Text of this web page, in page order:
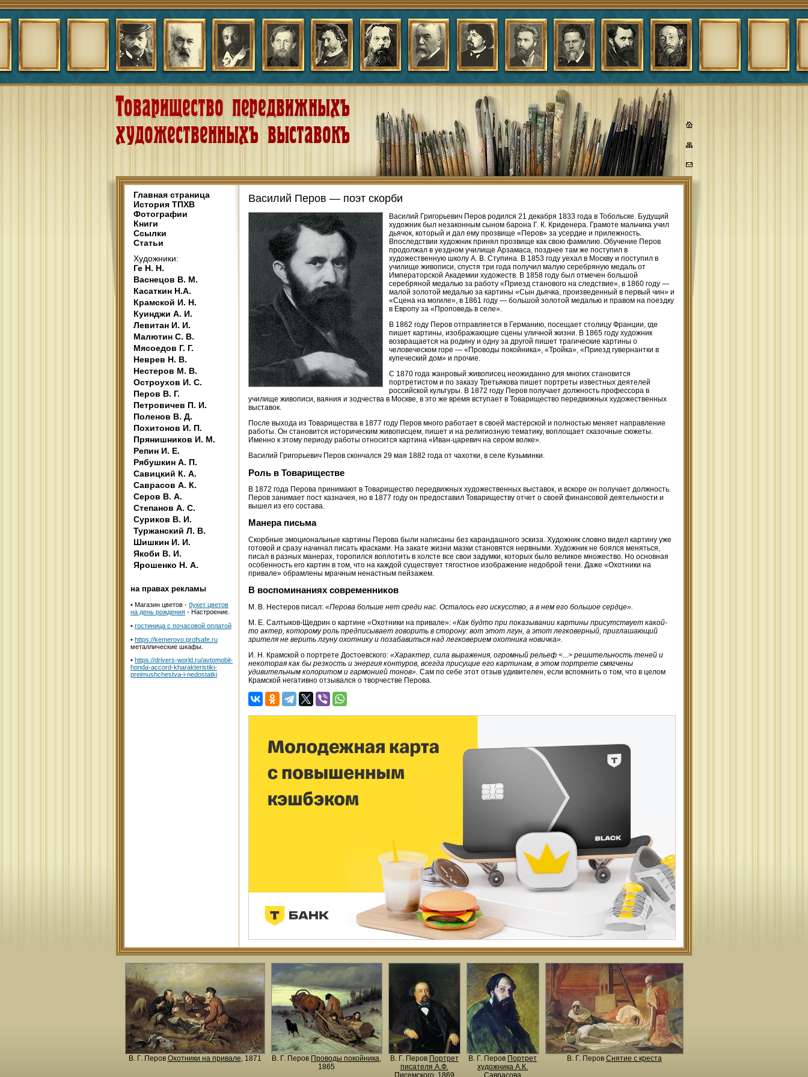
Главная страница
История ТПХВ
Фотографии
Книги
Ссылки
Статьи
Художники:
Ге Н. Н.
Васнецов В. М.
Касаткин Н.А.
Крамской И. Н.
Куинджи А. И.
Левитан И. И.
Малютин С. В.
Мясоедов Г. Г.
Неврев Н. В.
Нестеров М. В.
Остроухов И. С.
Перов В. Г.
Петровичев П. И.
Поленов В. Д.
Похитонов И. П.
Прянишников И. М.
Репин И. Е.
Рябушкин А. П.
Савицкий К. А.
Саврасов А. К.
Серов В. А.
Степанов А. С.
Суриков В. И.
Туржанский Л. В.
Шишкин И. И.
Якоби В. И.
Ярошенко Н. А.
на правах рекламы
• Магазин цветов - букет цветов
на день рождения - Настроение.
• гостиница с почасовой оплатой
• https://kemerovo.profsafe.ru
металлические шкафы.
• https://drivers-world.ru/avtomobil-
honda-accord-kharakteristiki-
preimushchestva-i-nedostatki
Василий Перов — поэт скорби
Василий Григорьевич Перов родился 21 декабря 1833 года в Тобольске. Будущий
художник был незаконным сыном барона Г. К. Криденера. Грамоте мальчика учил
дьячок, который и дал ему прозвище «Перов» за усердие и прилежность.
Впоследствии художник принял прозвище как свою фамилию. Обучение Перов
продолжал в уездном училище Арзамаса, позднее там же поступил в
художественную школу А. В. Ступина. В 1853 году уехал в Москву и поступил в
училище живописи, спустя три года получил малую серебряную медаль от
Императорской Академии художеств. В 1858 году был отмечен большой
серебряной медалью за работу «Приезд станового на следствие», в 1860 году —
малой золотой медалью за картины «Сын дьячка, произведенный в первый чин» и
«Сцена на могиле», в 1861 году — большой золотой медалью и правом на поездку
в Европу за «Проповедь в селе».
В 1862 году Перов отправляется в Германию, посещает столицу Франции, где
пишет картины, изображающие сцены уличной жизни. В 1865 году художник
возвращается на родину и одну за другой пишет трагические картины о
человеческом горе — «Проводы покойника», «Тройка», «Приезд гувернантки в
купеческий дом» и прочие.
С 1870 года жанровый живописец неожиданно для многих становится
портретистом и по заказу Третьякова пишет портреты известных деятелей
российской культуры. В 1872 году Перов получает должность профессора в
училище живописи, ваяния и зодчества в Москве, в это же время вступает в Товарищество передвижных художественных
выставок.
После выхода из Товарищества в 1877 году Перов много работает в своей мастерской и полностью меняет направление
работы. Он становится историческим живописцем, пишет и на религиозную тематику, воплощает сказочные сюжеты.
Именно к этому периоду работы относится картина «Иван-царевич на сером волке».
Василий Григорьевич Перов скончался 29 мая 1882 года от чахотки, в селе Кузьминки.
Роль в Товариществе
В 1872 года Перова принимают в Товарищество передвижных художественных выставок, и вскоре он получает должность.
Перов занимает пост казначея, но в 1877 году он предоставил Товариществу отчет о своей финансовой деятельности и
вышел из его состава.
Манера письма
Скорбные эмоциональные картины Перова были написаны без карандашного эскиза. Художник словно видел картину уже
готовой и сразу начинал писать красками. На закате жизни мазки становятся нервными. Художник не боялся меняться,
писал в разных манерах, торопился воплотить в холсте все свои задумки, которых было великое множество. Но основная
особенность его картин в том, что на каждой существует тягостное изображение недоброй тени. Даже «Охотники на
привале» обрамлены мрачным ненастным пейзажем.
В воспоминаниях современников
М. В. Нестеров писал: «Перова больше нет среди нас. Осталось его искусство, а в нем его большое сердце».
М. Е. Салтыков-Щедрин о картине «Охотники на привале»: «Как будто при показывании картины присутствует какой-
то актер, которому роль предписывает говорить в сторону: вот этот лгун, а этот легковерный, приглашающий
зрителя не верить лгуну охотнику и позабавиться над легковерием охотника новичка».
И. Н. Крамской о портрете Достоевского: «Характер, сила выражения, огромный рельеф <...> решительность теней и
некоторая как бы резкость и энергия контуров, всегда присущие его картинам, в этом портрете смягчены
удивительным колоритом и гармонией тонов». Сам по себе этот отзыв удивителен, если вспомнить о том, что в целом
Крамской негативно отзывался о творчестве Перова.
В. Г. Перов Охотники на привале, 1871 В. Г. Перов Проводы покойника,
1865
В. Г. Перов Портрет
писателя А.Ф.
Писемского, 1869
В. Г. Перов Портрет
художника А.К.
Саврасова
В. Г. Перов Снятие с креста